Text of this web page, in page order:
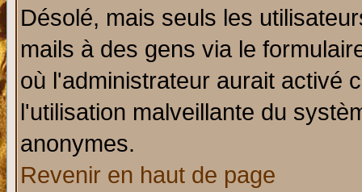
Désolé, mais seuls les
mails à des gens via le
où l'administrateur aurait activé
l'utilisation malveillante du
anonymes.
Revenir en haut de page